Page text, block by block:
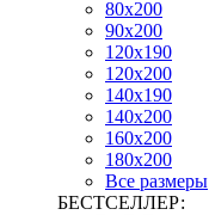
80х200
90х200
120х190
120х200
140х190
140х200
160х200
180х200
Все размеры
БЕСТСЕЛЛЕР: